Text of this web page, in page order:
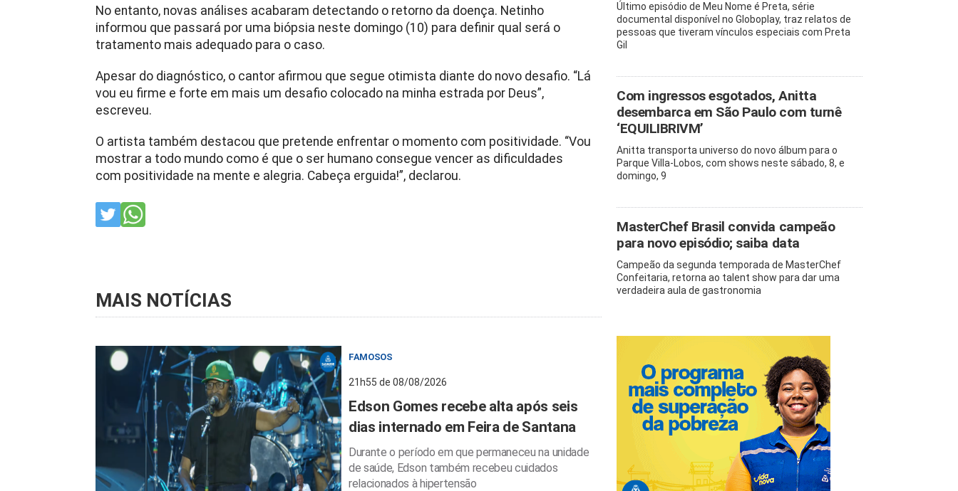
No entanto, novas análises acabaram detectando o retorno da doença. Netinho
informou que passará por uma biópsia neste domingo (10) para definir qual será o
tratamento mais adequado para o caso.
Apesar do diagnóstico, o cantor afirmou que segue otimista diante do novo desafio. “Lá
vou eu firme e forte em mais um desafio colocado na minha estrada por Deus”,
escreveu.
O artista também destacou que pretende enfrentar o momento com positividade. “Vou
mostrar a todo mundo como é que o ser humano consegue vencer as dificuldades
com positividade na mente e alegria. Cabeça erguida!”, declarou.
MAIS NOTÍCIAS
FAMOSOS
21h55 de 08/08/2026
Edson Gomes recebe alta após seis
dias internado em Feira de Santana
Durante o período em que permaneceu na unidade
de saúde, Edson também recebeu cuidados
relacionados à hipertensão
Último episódio de Meu Nome é Preta, série
documental disponível no Globoplay, traz relatos de
pessoas que tiveram vínculos especiais com Preta
Gil
Com ingressos esgotados, Anitta
desembarca em São Paulo com turnê
‘EQUILIBRIVM’
Anitta transporta universo do novo álbum para o
Parque Villa-Lobos, com shows neste sábado, 8, e
domingo, 9
MasterChef Brasil convida campeão
para novo episódio; saiba data
Campeão da segunda temporada de MasterChef
Confeitaria, retorna ao talent show para dar uma
verdadeira aula de gastronomia